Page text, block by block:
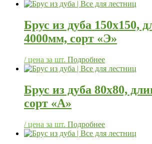
Брус из дуба 150х150,
4000мм, сорт «Э»
/ цена за шт. Подробнее
Брус из дуба 80х80,
сорт «А»
/ цена за шт. Подробнее